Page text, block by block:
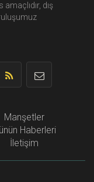
dış
Manşetler
Haberleri
İletişim